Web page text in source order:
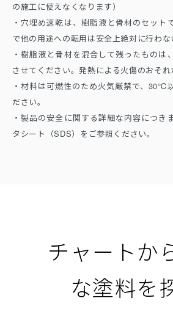
の施工に使えなくなります）
・穴埋め速乾は、樹脂液と骨材のセット
で他の用途への転用は安全上絶対に行わな
・樹脂液と骨材を混合して残ったものは
させてください。発熱による火傷のおそれ
・材料は可燃性のため火気厳禁で、30℃
ださい。
・製品の安全に関する詳細な内容につき
タシート（SDS）をご参照ください。
チャートか
な塗料を